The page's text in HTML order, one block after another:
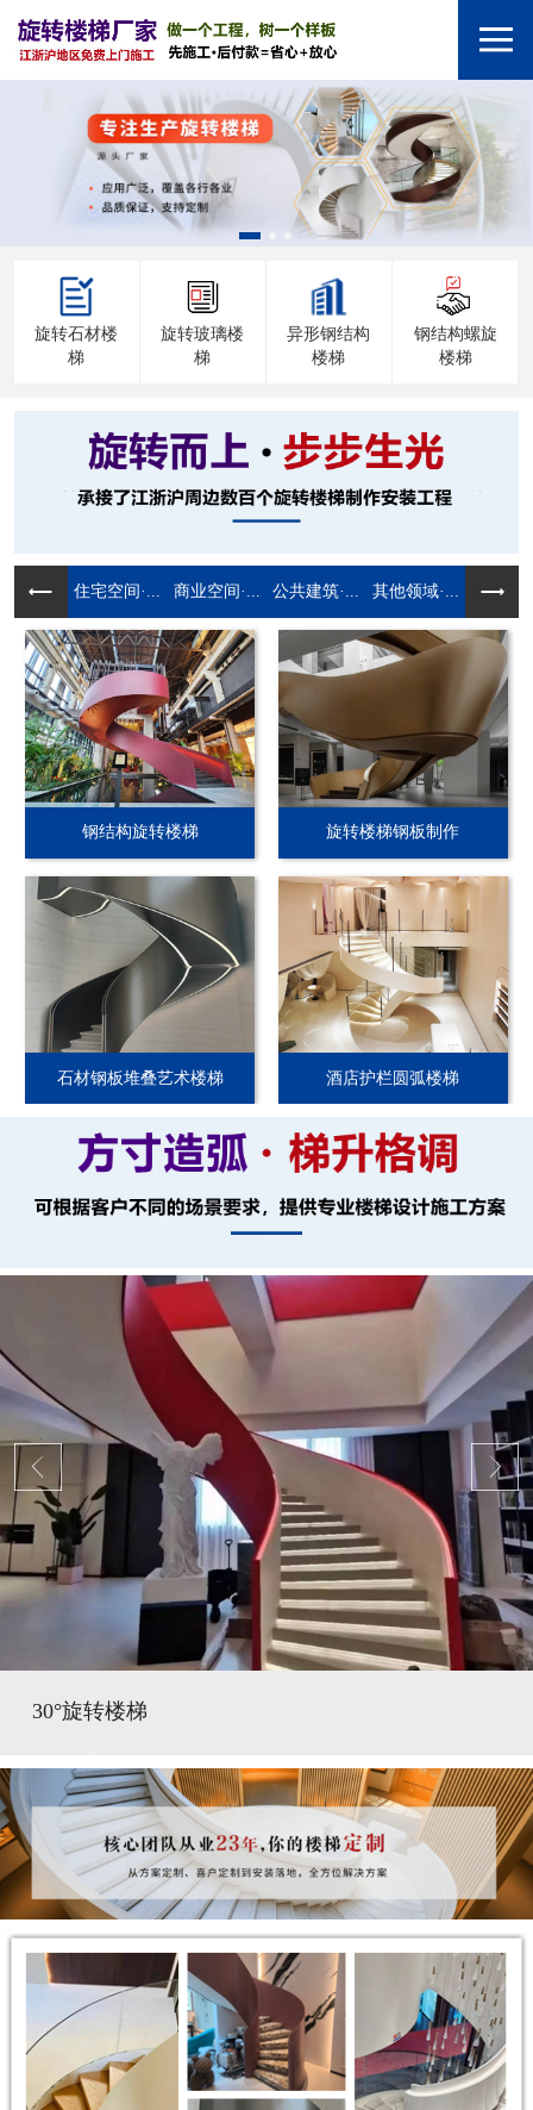
旋转石材楼
梯
旋转玻璃楼
梯
异形钢结构
楼梯
钢结构螺旋
楼梯
住宅空间·... 商业空间·... 公共建筑·... 其他领域·...
钢结构旋转楼梯 旋转楼梯钢板制作
石材钢板堆叠艺术楼梯 酒店护栏圆弧楼梯
30°旋转楼梯